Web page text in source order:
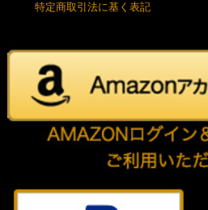
特定商取引法に基く表記